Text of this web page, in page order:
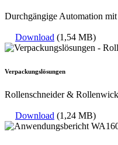
Durchgängige Automation
Download (1,54 MB)
Verpackungslösungen
Rollenschneider &
Download (1,24 MB)